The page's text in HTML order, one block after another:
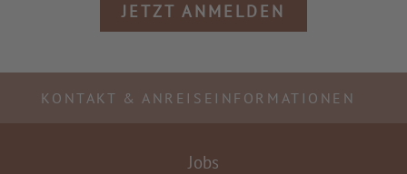
JETZT ANMELDEN
KONTAKT & ANREISEINFORMATIONEN
Jobs